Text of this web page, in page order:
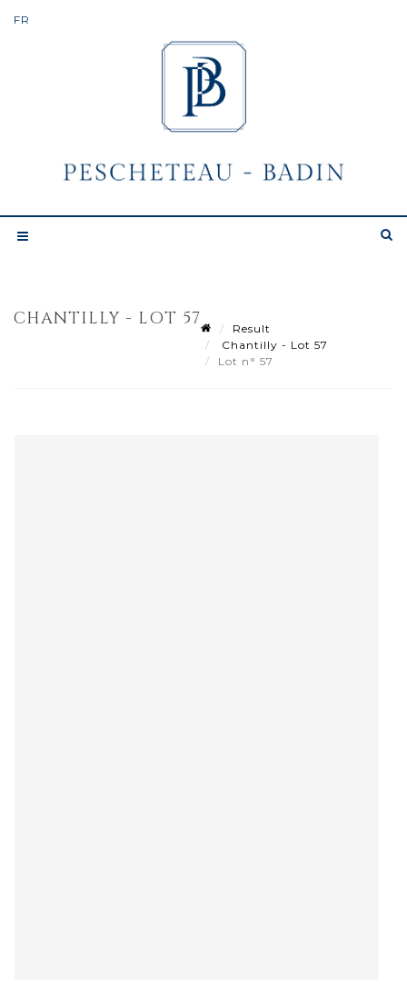
CHANTILLY - LOT 57
Result
Chantilly - Lot 57
Lot n° 57